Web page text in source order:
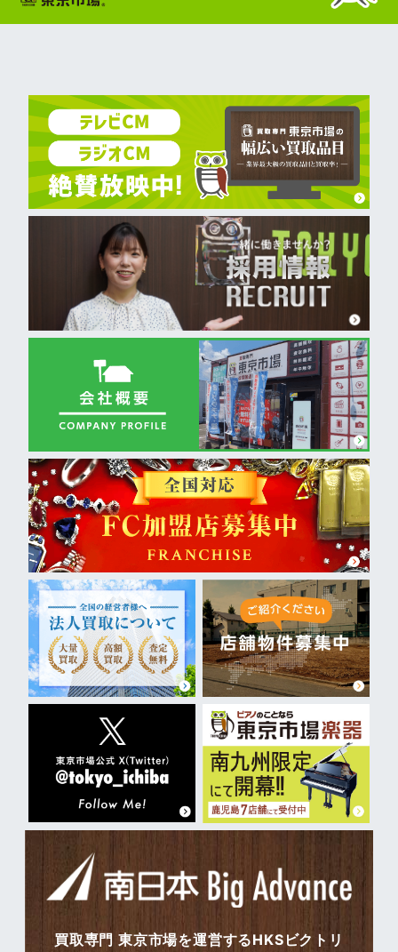
買取専門 東京市場を運営するHKSビクトリ